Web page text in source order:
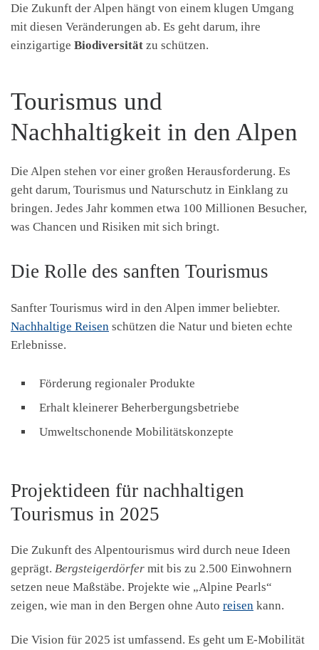
Die Zukunft der Alpen hängt von einem klugen Umgang
mit diesen Veränderungen ab. Es geht darum, ihre
einzigartige Biodiversität zu schützen.
Tourismus und
Nachhaltigkeit in den Alpen
Die Alpen stehen vor einer großen Herausforderung. Es
geht darum, Tourismus und Naturschutz in Einklang zu
bringen. Jedes Jahr kommen etwa 100 Millionen Besucher,
was Chancen und Risiken mit sich bringt.
Die Rolle des sanften Tourismus
Sanfter Tourismus wird in den Alpen immer beliebter.
Nachhaltige Reisen schützen die Natur und bieten echte
Erlebnisse.
Förderung regionaler Produkte
Erhalt kleinerer Beherbergungsbetriebe
Umweltschonende Mobilitätskonzepte
Projektideen für nachhaltigen
Tourismus in 2025
Die Zukunft des Alpentourismus wird durch neue Ideen
geprägt. Bergsteigerdörfer mit bis zu 2.500 Einwohnern
setzen neue Maßstäbe. Projekte wie „Alpine Pearls“
zeigen, wie man in den Bergen ohne Auto reisen kann.
Die Vision für 2025 ist umfassend. Es geht um E-Mobilität